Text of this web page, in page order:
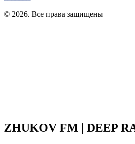
© 2026. Все права защищены
ZHUKOV FM | DEEP